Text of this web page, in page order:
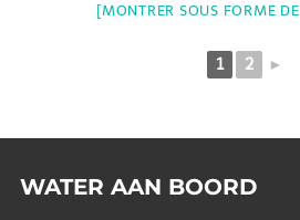
[MONTRER SOUS FORME
1 2 ►
WATER AAN BOORD